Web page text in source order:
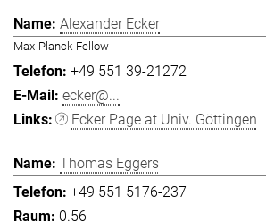
Alexander Ecker
Max-Planck-Fellow
+49 551 39-21272
ecker@...
Ecker Page at Univ. Göttingen
Thomas Eggers
+49 551 5176-237
0.56